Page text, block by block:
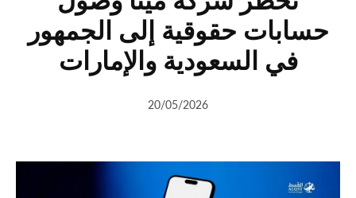
حسابات حقوقية إلى الجمهور
في السعودية والإمارات
20/05/2026